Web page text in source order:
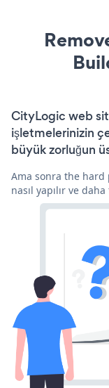
CityLogic web
işletmelerinizin
büyük zorluğun
Ama sonra the
nasıl yapılır ve